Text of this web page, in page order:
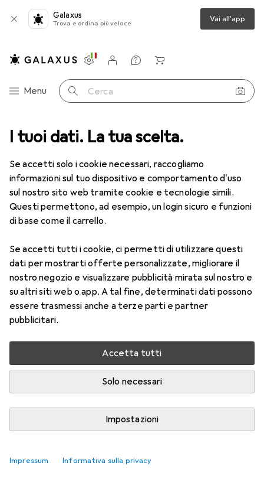
I tuoi dati. La tua scelta.
Se accetti solo i cookie necessari, raccogliamo
informazioni sul tuo dispositivo e comportamento d'uso
sul nostro sito web tramite cookie e tecnologie simili.
Questi permettono, ad esempio, un login sicuro e funzioni
di base come il carrello.
Se accetti tutti i cookie, ci permetti di utilizzare questi
dati per mostrarti offerte personalizzate, migliorare il
nostro negozio e visualizzare pubblicità mirata sul nostro e
su altri siti web o app. A tal fine, determinati dati possono
essere trasmessi anche a terze parti e partner
pubblicitari.
Accetta tutti
Solo necessari
Impostazioni
Impressum Informativa sulla privacy
Galaxus
Trova e ordina più veloce Vai all'app
Categoria Navigazione
Menu Cerca
Impostazioni
Conto cliente
Liste di confronto
Liste dei desideri
Carrello
categorie IT + Multimedia Componenti PC
Memoria RAM· RAM
Prodotti Forum